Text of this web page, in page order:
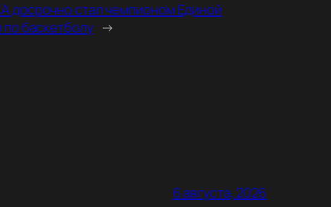
досрочно стал чемпионом Единой
по баскетболу →
6 августа, 2026